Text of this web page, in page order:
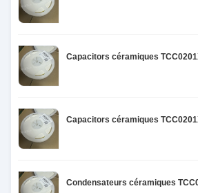
Capacitors céramiques
Capacitors céramiques
Condensateurs céramiques